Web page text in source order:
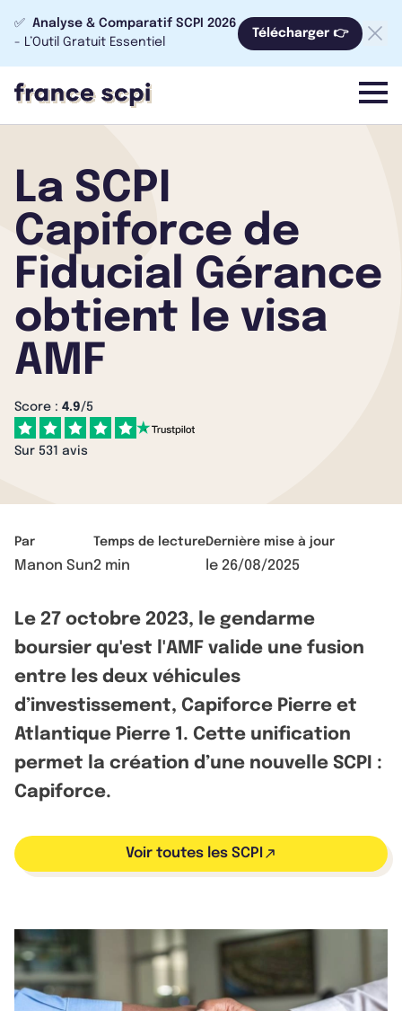
✅ Analyse & Comparatif SCPI 2026
- L’Outil Gratuit Essentiel
Télécharger 👉
menu
La SCPI
Capiforce de
Fiducial Gérance
obtient le visa
AMF
Score : 4.9/5
Sur 531 avis
Par
Manon Sun
Temps de lecture
2 min
Dernière mise à jour
le 26/08/2025
Le 27 octobre 2023, le gendarme
boursier qu'est l'AMF valide une fusion
entre les deux véhicules
d’investissement, Capiforce Pierre et
Atlantique Pierre 1. Cette unification
permet la création d’une nouvelle SCPI :
Capiforce.
Voir toutes les SCPI